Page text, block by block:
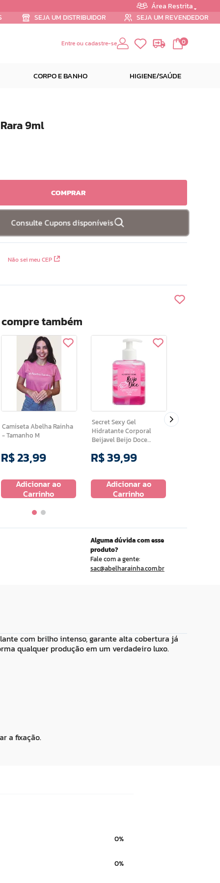
Área Restrita
SEJA UM DISTRIBUIDOR SEJA UM REVENDEDOR
Entre ou cadastre-se 0
CORPO E BANHO HIGIENE/SAÚDE
9ml
COMPRAR
Consulte Cupons disponíveis
Não sei meu CEP
também
Camiseta Abelha Rainha
- Tamanho M
R$23,99
Adicionar ao
Carrinho
Secret Sexy Gel
Hidratante Corporal
Beijavel Beijo Doce
R$39,99
Adicionar ao
Carrinho
Alguma dúvida com esse
produto?
Fale com a gente:
sac@abelharainha.com.br
com brilho intenso, garante alta cobertura já
qualquer produção em um verdadeiro luxo.
a fixação.
0%
0%